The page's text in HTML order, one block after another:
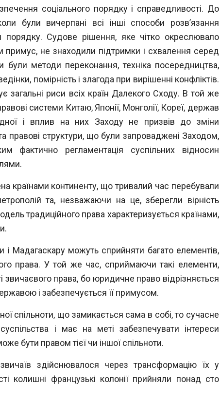
соціального порядку і справедливості. До
були вичерпані всі інші способи розв’язання
порядку. Судове рішення, яке чітко окреслювало
примус, не знаходили підтримки і схвалення серед
були методи переконання, техніка посередництва,
помірність і злагода при вирішенні конфліктів.
загальні риси всіх країн Далекого Сходу. В той же
системи Китаю, Японії, Монголії, Кореї, держав
і вплив на них Заходу не призвів до зміни
правові структури, що були запроваджені Заходом,
фактично регламентація суспільних відносин
країнами континенту, що тривалий час перебували
та, незважаючи на це, зберегли вірність
традиційного права характеризується країнами,
і Мадагаскару можуть сприйняти багато елементів,
права. У той же час, сприймаючи такі елементи,
звичаєвого права, бо юридичне право відрізняється
і забезпечується її примусом.
спільноти, що замикається сама в собі,то сучасне
і має на меті забезпечувати інтереси
бути правом тієї чи іншої спільноти.
здійснювалося через трансформацію їх у
колишні французькі колонії прийняли понад сто